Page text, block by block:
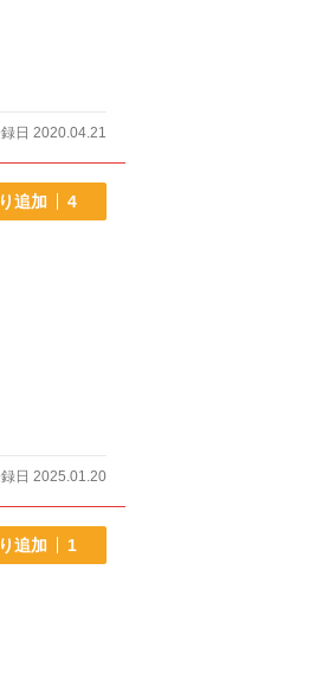
日 2020.04.21
追加 4
日 2025.01.20
追加 1